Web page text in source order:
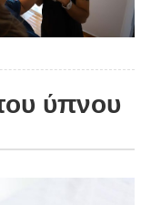
ύπνου